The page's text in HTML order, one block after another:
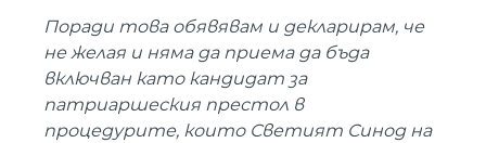
Поради това обявявам и декларирам, че
не желая и няма да приема да бъда
включван като кандидат за
патриаршеския престол в
процедурите, които Светият Синод на